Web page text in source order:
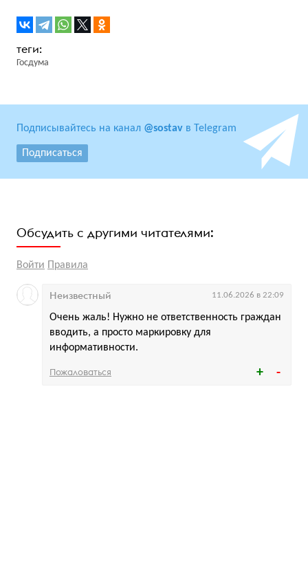
Госдума
Подписывайтесь на канал @sostav в Telegram
Подписаться
Обсудить с другими читателями:
Войти Правила
Очень жаль! Нужно не ответственность граждан
вводить, а просто маркировку для
информативности.
Неизвестный 11.06.2026 в 22:09
Пожаловаться